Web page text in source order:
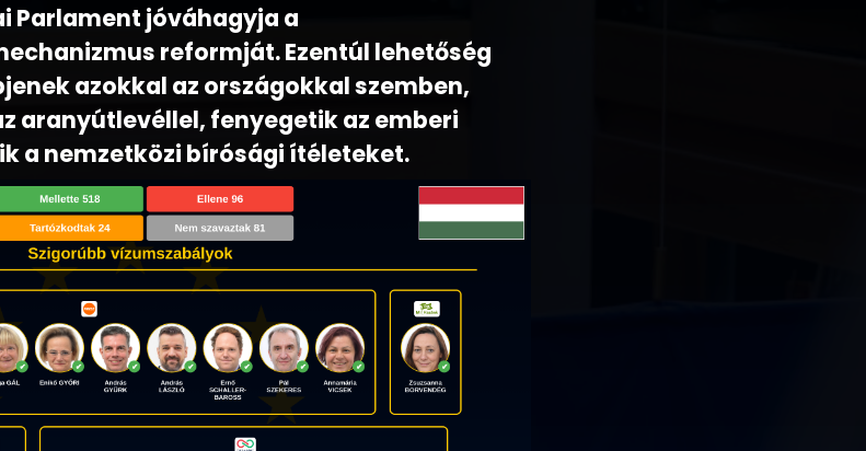
Parlament jóváhagyja a
reformját. Ezentúl lehetőség
azokkal az országokkal szemben,
aranyútlevéllel, fenyegetik az emberi
a nemzetközi bírósági ítéleteket.